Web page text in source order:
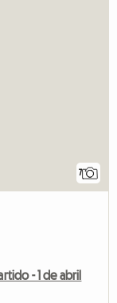
7
- 1 de abril